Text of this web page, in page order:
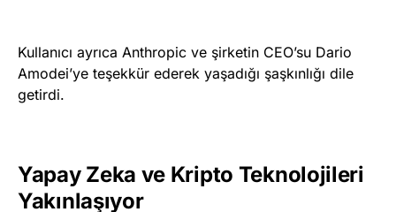
Kullanıcı ayrıca Anthropic ve şirketin CEO’su Dario
Amodei’ye teşekkür ederek yaşadığı şaşkınlığı dile
getirdi.
Yapay Zeka ve Kripto Teknolojileri
Yakınlaşıyor